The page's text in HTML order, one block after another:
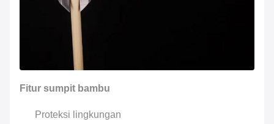
Pengepakan pribadi Anda bisa
diterapkan.sumpit bambu
Fitur sumpit bambu
Proteksi lingkungan